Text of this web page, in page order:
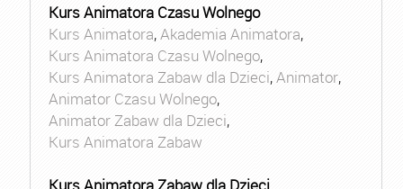
Kurs Animatora Czasu Wolnego
Kurs Animatora,Akademia Animatora,
Kurs Animatora Czasu Wolnego,
Kurs Animatora Zabaw dla Dzieci,Animator,
Animator Czasu Wolnego,
Animator Zabaw dla Dzieci,
Kurs Animatora Zabaw